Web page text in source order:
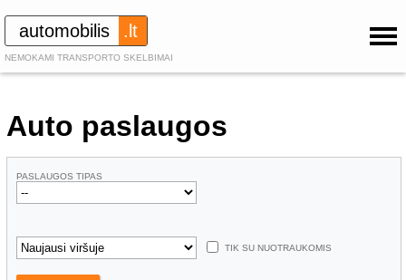
automobilis .lt
NEMOKAMI TRANSPORTO SKELBIMAI
Auto paslaugos
PASLAUGOS TIPAS
TIK SU NUOTRAUKOMIS